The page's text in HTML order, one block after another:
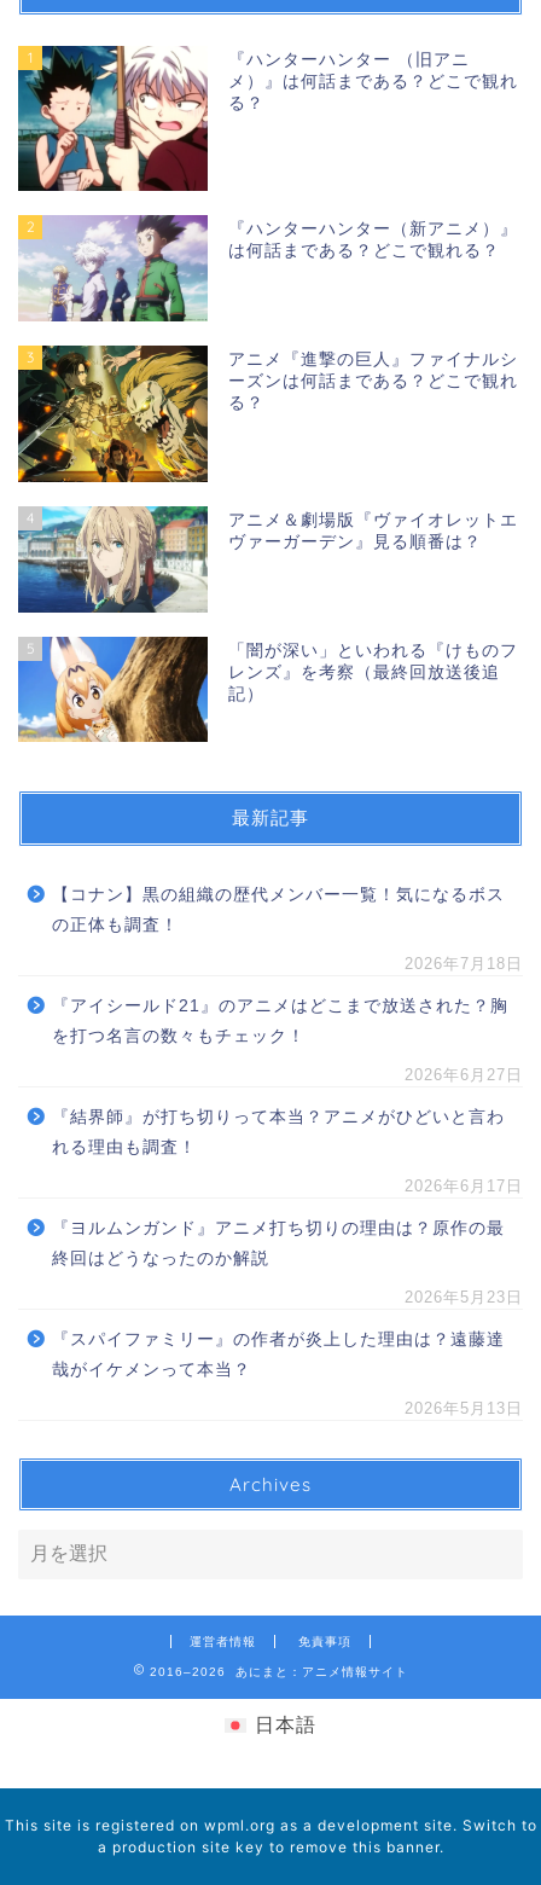
1
『ハンターハンター （旧アニ
メ）』は何話まである？どこで観れ
る？
2
『ハンターハンター（新アニメ）』
は何話まである？どこで観れる？
3
アニメ『進撃の巨人』ファイナルシ
ーズンは何話まである？どこで観れ
る？
4
アニメ＆劇場版『ヴァイオレットエ
ヴァーガーデン』見る順番は？
5
「闇が深い」といわれる『けものフ
レンズ』を考察（最終回放送後追
記）
最新記事
【コナン】黒の組織の歴代メンバー一覧！気になるボス
の正体も調査！
2026年7月18日
『アイシールド21』のアニメはどこまで放送された？胸
を打つ名言の数々もチェック！
2026年6月27日
『結界師』が打ち切りって本当？アニメがひどいと言わ
れる理由も調査！
2026年6月17日
『ヨルムンガンド』アニメ打ち切りの理由は？原作の最
終回はどうなったのか解説
2026年5月23日
『スパイファミリー』の作者が炎上した理由は？遠藤達
哉がイケメンって本当？
2026年5月13日
Archives
運営者情報 免責事項
2016–2026 あにまと：アニメ情報サイト
日本語
This site is registered on wpml.org as a development site. Switch to
a production site key to remove this banner.